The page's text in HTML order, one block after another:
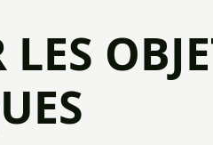
LES